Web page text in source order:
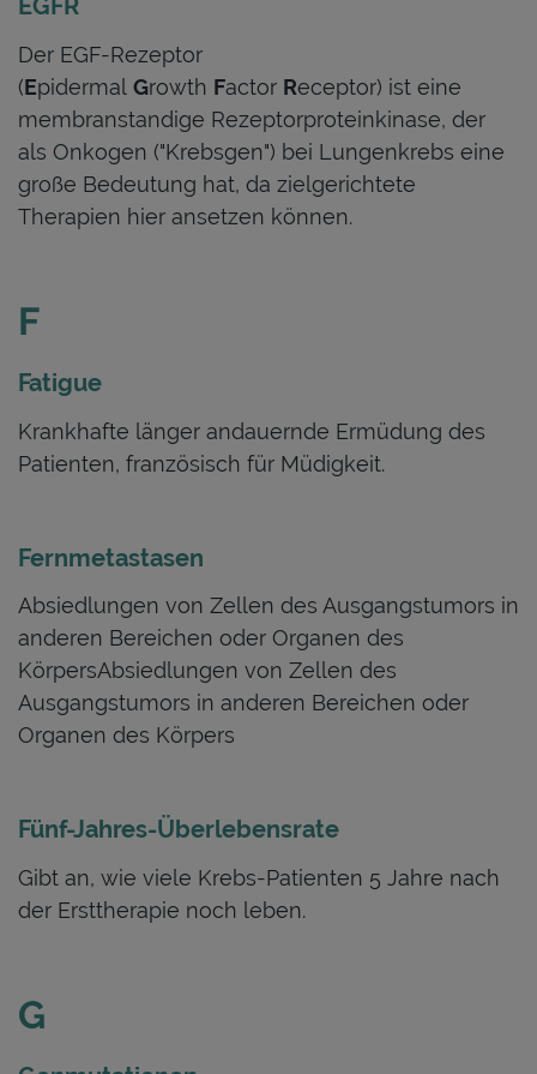
EGFR
Der EGF-Rezeptor
(Epidermal Growth Factor Receptor) ist eine
membranstandige Rezeptorproteinkinase, der
als Onkogen ("Krebsgen") bei Lungenkrebs eine
große Bedeutung hat, da zielgerichtete
Therapien hier ansetzen können.
F
Fatigue
Krankhafte länger andauernde Ermüdung des
Patienten, französisch für Müdigkeit.
Fernmetastasen
Absiedlungen von Zellen des Ausgangstumors in
anderen Bereichen oder Organen des
KörpersAbsiedlungen von Zellen des
Ausgangstumors in anderen Bereichen oder
Organen des Körpers
Fünf-Jahres-Überlebensrate
Gibt an, wie viele Krebs-Patienten 5 Jahre nach
der Ersttherapie noch leben.
G